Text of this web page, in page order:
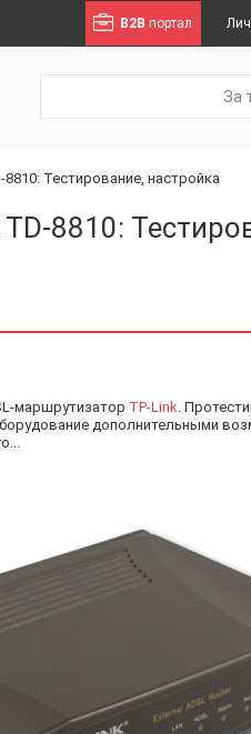
B2B портал
За
8810: Тестирование, настройка
8810:
маршрутизатор TP-Link .
дополнительными